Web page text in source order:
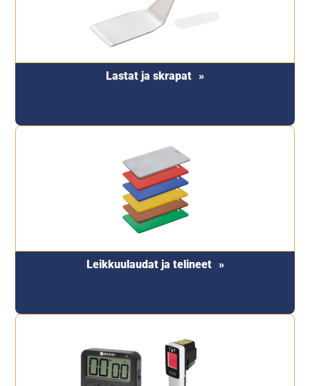
Lastat ja skrapat
Leikkuulaudat ja telineet